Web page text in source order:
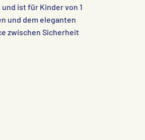
ist für Kinder von 1
und dem eleganten
zwischen Sicherheit